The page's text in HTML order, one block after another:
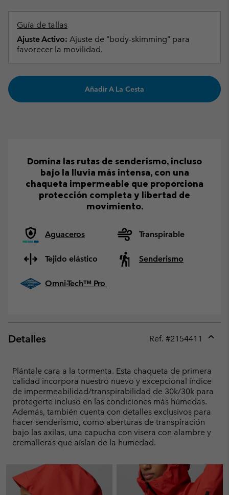
Guía de tallas
Ajuste Activo: Ajuste de "body-skimming" para
favorecer la movilidad.
Añadir A La Cesta
Domina las rutas de senderismo, incluso
bajo la lluvia más intensa, con una
chaqueta impermeable que proporciona
protección completa y libertad de
movimiento.
Aguaceros Transpirable
Tejido elástico Senderismo
Omni-Tech™ Pro
Detalles Ref. #2154411
Plántale cara a la tormenta. Esta chaqueta de primera
calidad incorpora nuestro nuevo y excepcional índice
de impermeabilidad/transpirabilidad de 30k/30k para
protegerte incluso en las condiciones más húmedas.
Además, también cuenta con detalles exclusivos para
hacer senderismo, como aberturas de transpiración
bajo las axilas, una capucha con visera con alambre y
cremalleras que aíslan de la humedad.